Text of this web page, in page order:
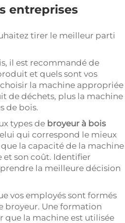
entreprises
tirer le meilleur parti
il est recommandé de
et quels sont vos
la machine appropriée
de déchets, plus la machine
de bois.
types de broyeur à bois
qui correspond le mieux
la capacité de la machine
et son coût. Identifier
la meilleure décision
vos employés sont formés
broyeur. Une formation
que la machine est utilisée